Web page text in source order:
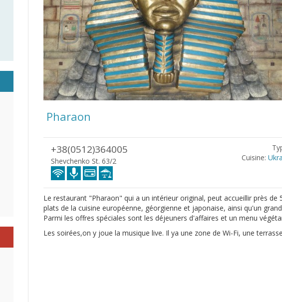
Pharaon
+38(0512)364005
Shevchenko St. 63/2
Cuisine:
Le restaurant "Pharaon" qui a un intérieur original, peut accueillir près de
plats de la cuisine européenne, géorgienne et japonaise, ainsi qu'un
Parmi les offres spéciales sont les déjeuners d'affaires et un menu
Les soirées,on y joue la musique live. Il ya une zone de Wi-Fi, une